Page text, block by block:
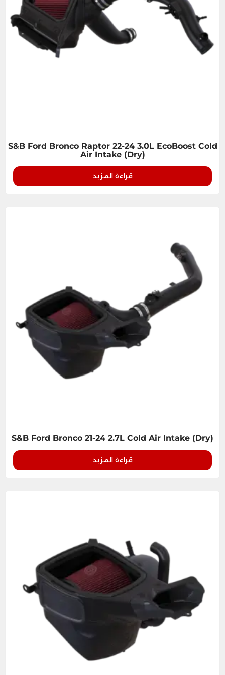
S&B Ford Bronco Raptor 22-24 3.0L EcoBoost Cold
Air Intake (Dry)
قراءة المزيد
S&B Ford Bronco 21-24 2.7L Cold Air Intake (Dry)
قراءة المزيد